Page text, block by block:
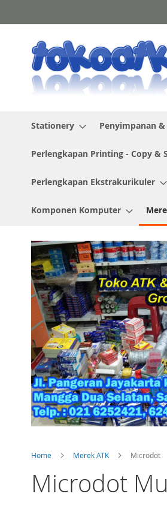
to
Stationery Penyimpanan
Perlengkapan Printing - Copy &
Perlengkapan Ekstrakurikuler
Komponen Komputer
Home Merek ATK Microdot
Microdot